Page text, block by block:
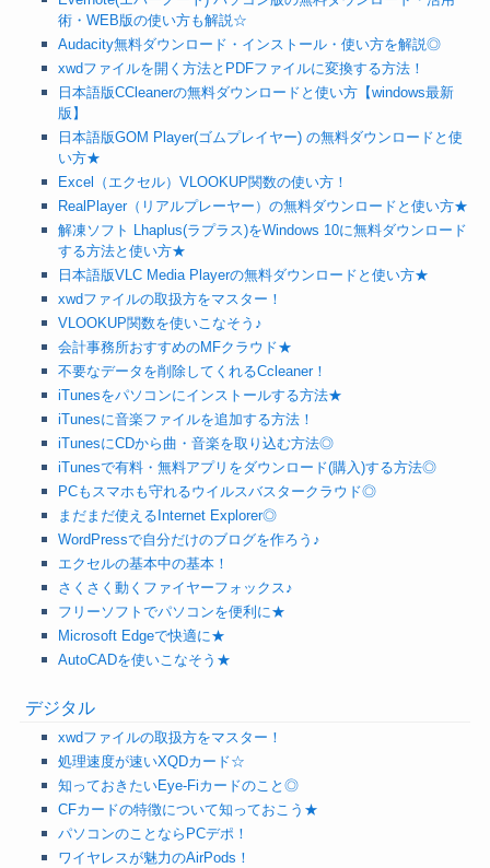
術・WEB版の使い方も解説☆
Audacity無料ダウンロード・インストール・使い方を解説◎
xwdファイルを開く方法とPDFファイルに変換する方法！
日本語版CCleanerの無料ダウンロードと使い方【windows最新
版】
日本語版GOM Player(ゴムプレイヤー) の無料ダウンロードと使
い方★
Excel（エクセル）VLOOKUP関数の使い方！
RealPlayer（リアルプレーヤー）の無料ダウンロードと使い方★
解凍ソフト Lhaplus(ラプラス)をWindows 10に無料ダウンロード
する方法と使い方★
日本語版VLC Media Playerの無料ダウンロードと使い方★
xwdファイルの取扱方をマスター！
VLOOKUP関数を使いこなそう♪
会計事務所おすすめのMFクラウド★
不要なデータを削除してくれるCcleaner！
iTunesをパソコンにインストールする方法★
iTunesに音楽ファイルを追加する方法！
iTunesにCDから曲・音楽を取り込む方法◎
iTunesで有料・無料アプリをダウンロード(購入)する方法◎
PCもスマホも守れるウイルスバスタークラウド◎
まだまだ使えるInternet Explorer◎
WordPressで自分だけのブログを作ろう♪
エクセルの基本中の基本！
さくさく動くファイヤーフォックス♪
フリーソフトでパソコンを便利に★
Microsoft Edgeで快適に★
AutoCADを使いこなそう★
デジタル
xwdファイルの取扱方をマスター！
処理速度が速いXQDカード☆
知っておきたいEye-Fiカードのこと◎
CFカードの特徴について知っておこう★
パソコンのことならPCデポ！
ワイヤレスが魅力のAirPods！